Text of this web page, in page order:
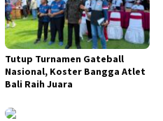
Tutup Turnamen Gateball
Nasional, Koster Bangga Atlet
Bali Raih Juara